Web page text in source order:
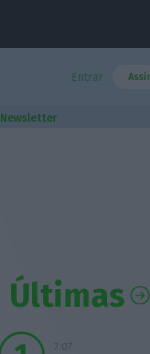
Entrar
Newsletter
Últimas
7:07